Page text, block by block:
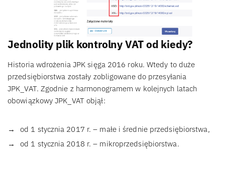
Jednolity plik kontrolny VAT od kiedy?
Historia wdrożenia JPK sięga 2016 roku. Wtedy to duże
przedsiębiorstwa zostały zobligowane do przesyłania
JPK_VAT. Zgodnie z harmonogramem w kolejnych latach
obowiązkowy JPK_VAT objął:
od 1 stycznia 2017 r. – małe i średnie przedsiębiorstwa,
od 1 stycznia 2018 r. – mikroprzedsiębiorstwa.